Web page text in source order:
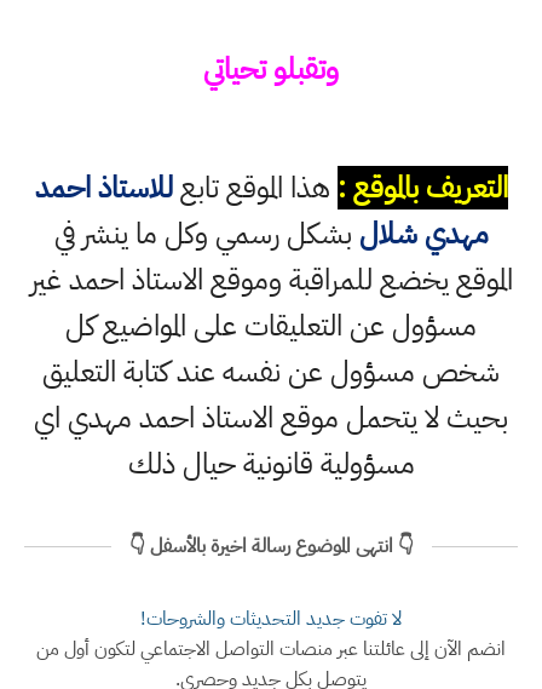
وتقبلو تحياتي
التعريف بالموقع : هذا الموقع تابعللاستاذ احمد
مهدي شلال بشكل رسمي وكل ما ينشر في
الموقع يخضع للمراقبة وموقع الاستاذ احمد غير
مسؤول عن التعليقات على المواضيع كل
شخص مسؤول عن نفسه عند كتابة التعليق
بحيث لا يتحمل موقع الاستاذ احمد مهدي اي
مسؤولية قانونية حيال ذلك
👇 انتهى الموضوع رسالة اخيرة بالأسفل 👇
لا تفوت جديد التحديثات والشروحات!
انضم الآن إلى عائلتنا عبر منصات التواصل الاجتماعي لتكون أول من
يتوصل بكل جديد وحصري.